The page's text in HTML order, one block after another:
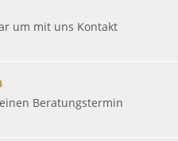
um mit uns Kontakt
Beratungstermin